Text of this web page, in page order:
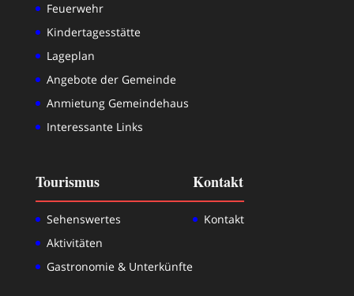
Feuerwehr
Kindertagesstätte
Lageplan
Angebote der Gemeinde
Anmietung Gemeindehaus
Interessante Links
Tourismus
Sehenswertes
Aktivitäten
Gastronomie & Unterkünfte
Kontakt
Kontakt